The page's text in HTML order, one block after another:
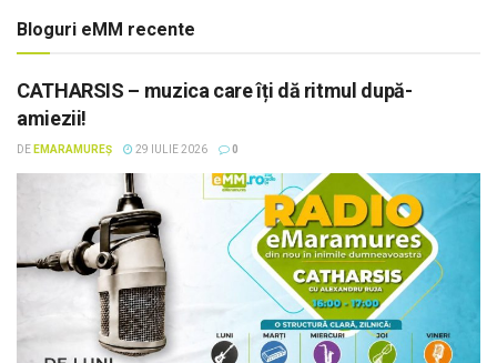
Bloguri eMM recente
CATHARSIS – muzica care îți dă ritmul după-
amiezii!
DE EMARAMUREȘ 29 IULIE 2026 0